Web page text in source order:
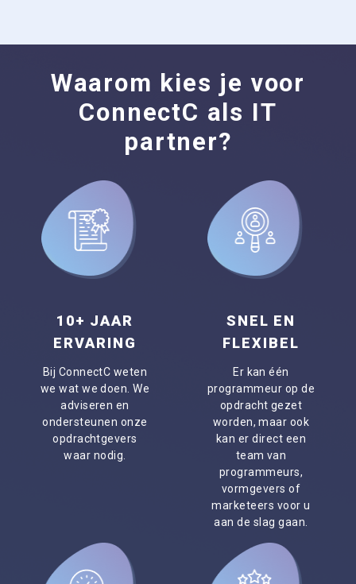
Waarom kies je voor
ConnectC als IT
partner?
10+ JAAR
ERVARING
Bij ConnectC weten
we wat we doen. We
adviseren en
ondersteunen onze
opdrachtgevers
waar nodig.
SNEL EN
FLEXIBEL
Er kan één
programmeur op de
opdracht gezet
worden, maar ook
kan er direct een
team van
programmeurs,
vormgevers of
marketeers voor u
aan de slag gaan.